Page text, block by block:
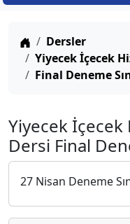
Anasayfa
Dersler
Yiyecek İçecek
Final Deneme
Yiyecek
Dersi Final
27 Nisan Deneme